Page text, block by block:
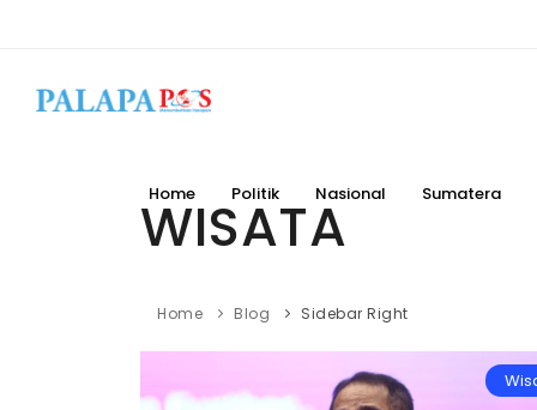
Home Politik Nasional Sumatera
WISATA
Home Blog Sidebar Right